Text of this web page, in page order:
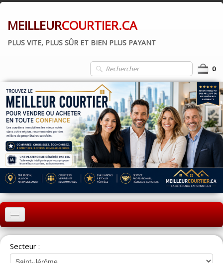
MEILLEURCOURTIER.CA
PLUS VITE, PLUS SÛR ET BIEN PLUS PAYANT
0
ACCUEIL
MONTRÉAL
Secteur :